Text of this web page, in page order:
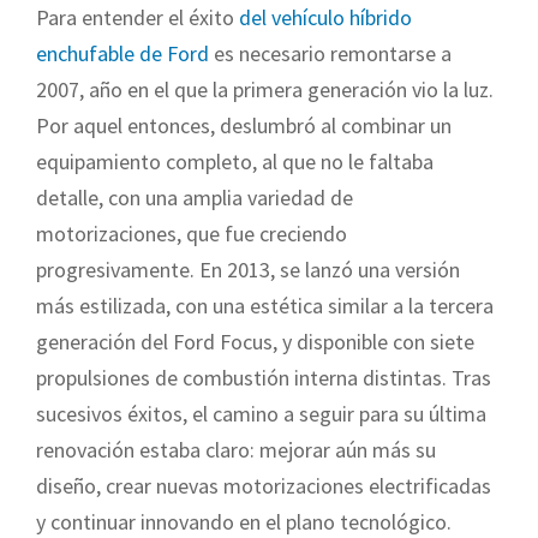
Para entender el éxito del vehículo híbrido
enchufable de Ford es necesario remontarse a
2007, año en el que la primera generación vio la luz.
Por aquel entonces, deslumbró al combinar un
equipamiento completo, al que no le faltaba
detalle, con una amplia variedad de
motorizaciones, que fue creciendo
progresivamente. En 2013, se lanzó una versión
más estilizada, con una estética similar a la tercera
generación del Ford Focus, y disponible con siete
propulsiones de combustión interna distintas. Tras
sucesivos éxitos, el camino a seguir para su última
renovación estaba claro: mejorar aún más su
diseño, crear nuevas motorizaciones electrificadas
y continuar innovando en el plano tecnológico.